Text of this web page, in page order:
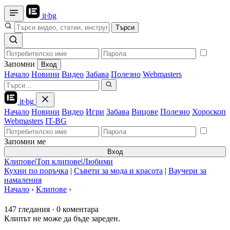
it·bg
Търси
Запомни Вход
Начало Новини Видео Забава Полезно Webmasters
it·bg
Начало Новини Видео Игри Забава Вицове Полезно Хороскоп
Webmasters IT-BG
Запомни ме
Вход
Клипове|Топ клипове|Любими
Кухни по поръчка | Съвети за мода и красота | Ваучери за
намаления
Начало › Клипове ›
147 гледания · 0 коментара
Клипът не може да бъде зареден.